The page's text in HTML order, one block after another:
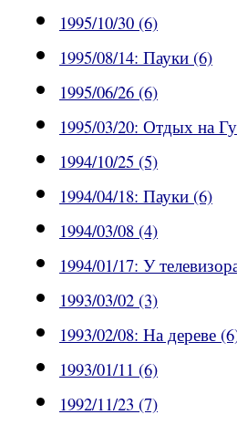
1995/10/30 (6)
1995/08/14: Пауки (6)
1995/06/26 (6)
1995/03/20: Отдых на
1994/10/25 (5)
1994/04/18: Пауки (6)
1994/03/08 (4)
1994/01/17: У
1993/03/02 (3)
1993/02/08: На дереве
1993/01/11 (6)
1992/11/23 (7)